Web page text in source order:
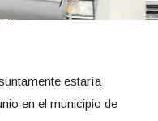
estaría
en el municipio de